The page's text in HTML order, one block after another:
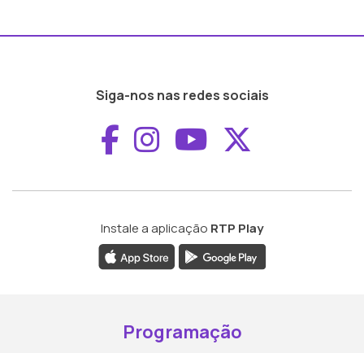
Siga-nos nas redes sociais
Aceder ao
Aceder ao
Aceder ao
Instale a aplicação RTP Play
Programação